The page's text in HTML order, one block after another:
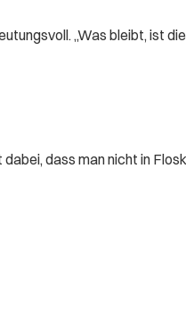
„Was bleibt, ist
dass man nicht in